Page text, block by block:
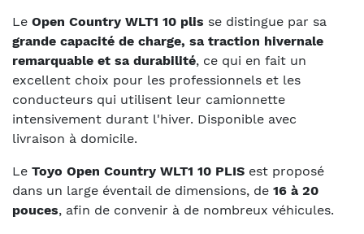
Le Open Country WLT1 10 plis se distingue par sa
grande capacité de charge, sa traction hivernale
remarquable et sa durabilité, ce qui en fait un
excellent choix pour les professionnels et les
conducteurs qui utilisent leur camionnette
intensivement durant l'hiver. Disponible avec
livraison à domicile.
Le Toyo Open Country WLT1 10 PLIS est proposé
dans un large éventail de dimensions, de 16 à 20
pouces, afin de convenir à de nombreux véhicules.